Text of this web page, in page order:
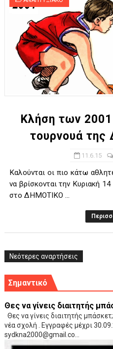
Κλήση των
τουρνουά
11.6.15
Καλούνται οι πιο κάτω
να βρίσκονται την Κυριακή
στο ΔΗΜΟΤΙΚΟ ...
Νεότερες αναρτήσεις
Σημαντικό
Θες να γίνεις διαιτητής
Θες να γίνεις διαιτητής
νέα σχολή . Εγγραφές μέχρι
sydkna2000@gmail.co...